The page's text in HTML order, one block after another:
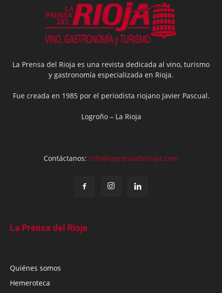
La Prensa del Rioja es una revista dedicada al vino, turismo
y gastronomía especializada en Rioja.
Fue creada en 1985 por el periodista riojano Javier Pascual.
Logroño – La Rioja
Contáctanos: info@laprensadelrioja.com
La Prensa del Rioja
Quiénes somos
Hemeroteca